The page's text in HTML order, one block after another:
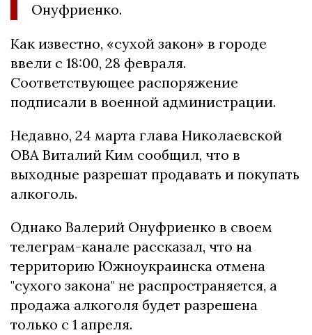
Онуфриенко.
Как известно, «сухой закон» в городе
ввели с 18:00, 28 февраля.
Соответствующее распоряжение
подписали в военной администрации.
Недавно, 24 марта глава Николаевской
ОВА Виталий Ким сообщил, что в
выходные разрешат продавать и покупать
алкоголь.
Однако Валерий Онуфриенко в своем
телеграм-канале рассказал, что на
территорию Южноукраинска отмена
"сухого закона" не распространяется, а
продажа алкоголя будет разрешена
только с 1 апреля.